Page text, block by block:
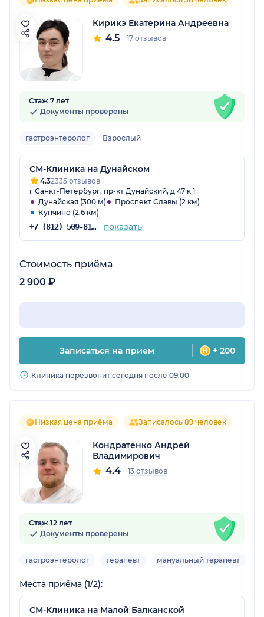
Кирикэ Екатерина Андреевна
4.5 17 отзывов
Стаж 7 лет
Документы проверены
гастроэнтеролог Взрослый
СМ-Клиника на Дунайском
4.32335 отзывов
г Санкт-Петербург, пр-кт Дунайский, д 47 к 1
Дунайская (300 м)
Проспект Славы (2 км)
Купчино (2.6 км)
+7 (812) 509-81-68 показать
Стоимость приёма
2 900 ₽
Записаться на прием + 200
Клиника перезвонит сегодня после 09:00
Низкая цена приёма Записалось 89 человек
Кондратенко Андрей
Владимирович
4.4 13 отзывов
Стаж 12 лет
Документы проверены
гастроэнтеролог терапевт мануальный терапевт
Места приёма (1/2):
СМ-Клиника на Малой Балканской